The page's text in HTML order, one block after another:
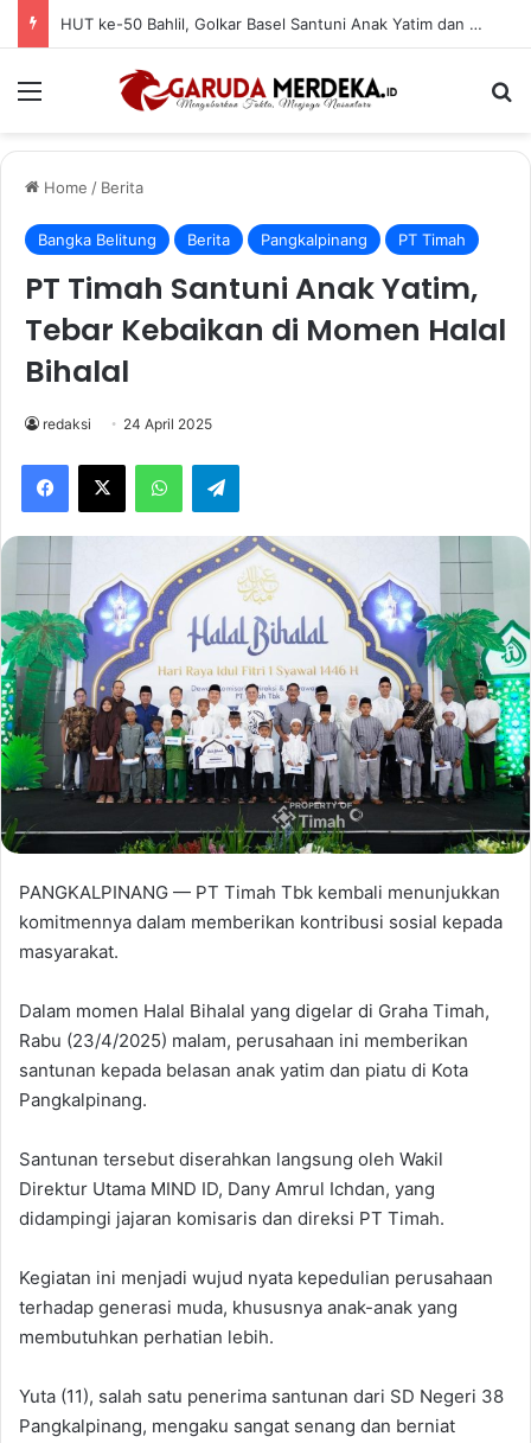
HUT ke-50 Bahlil, Golkar Basel Santuni Anak Yatim dan Fakir Miskin
Menu
Home / Berita
Bangka Belitung Berita Pangkalpinang PT Timah
PT Timah Santuni Anak Yatim,
Tebar Kebaikan di Momen Halal
Bihalal
redaksi 24 April 2025
Facebook
X WhatsAppTelegram
PANGKALPINANG — PT Timah Tbk kembali menunjukkan
komitmennya dalam memberikan kontribusi sosial kepada
masyarakat.
Dalam momen Halal Bihalal yang digelar di Graha Timah,
Rabu (23/4/2025) malam, perusahaan ini memberikan
santunan kepada belasan anak yatim dan piatu di Kota
Pangkalpinang.
Santunan tersebut diserahkan langsung oleh Wakil
Direktur Utama MIND ID, Dany Amrul Ichdan, yang
didampingi jajaran komisaris dan direksi PT Timah.
Kegiatan ini menjadi wujud nyata kepedulian perusahaan
terhadap generasi muda, khususnya anak-anak yang
membutuhkan perhatian lebih.
Yuta (11), salah satu penerima santunan dari SD Negeri 38
Pangkalpinang, mengaku sangat senang dan berniat